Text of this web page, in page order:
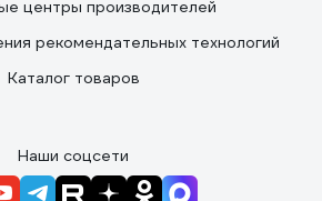
центры производителей
рекомендательных технологий
Каталог товаров
Наши соцсети